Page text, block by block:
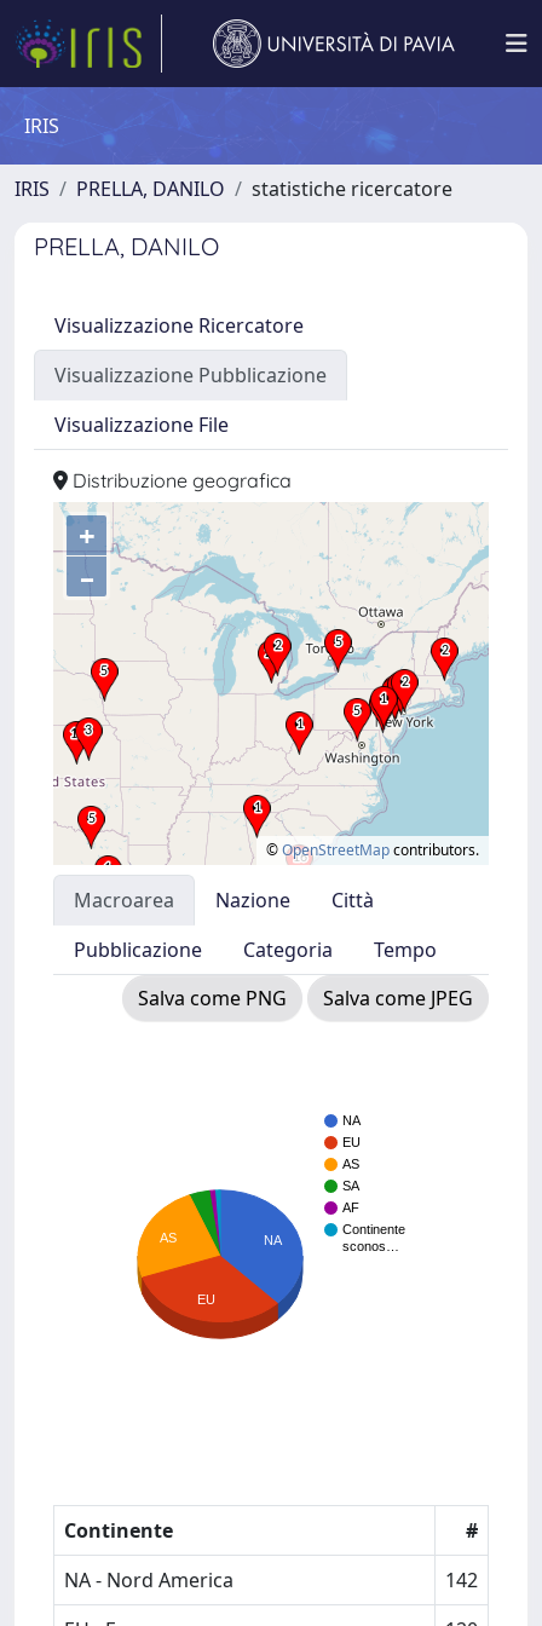
IRIS
IRIS PRELLA, DANILO statistiche ricercatore
PRELLA, DANILO
Visualizzazione Ricercatore
Visualizzazione Pubblicazione
Visualizzazione File
Distribuzione geografica
+
–
©OpenStreetMapcontributors.
Macroarea Nazione
Città
Pubblicazione
Categoria
Tempo
Salva come PNG
Salva come JPEG
NA
EU
AS
SA
AF
Continente
sconos…
NA
AS
EU
Continente
#
NA - Nord America
142